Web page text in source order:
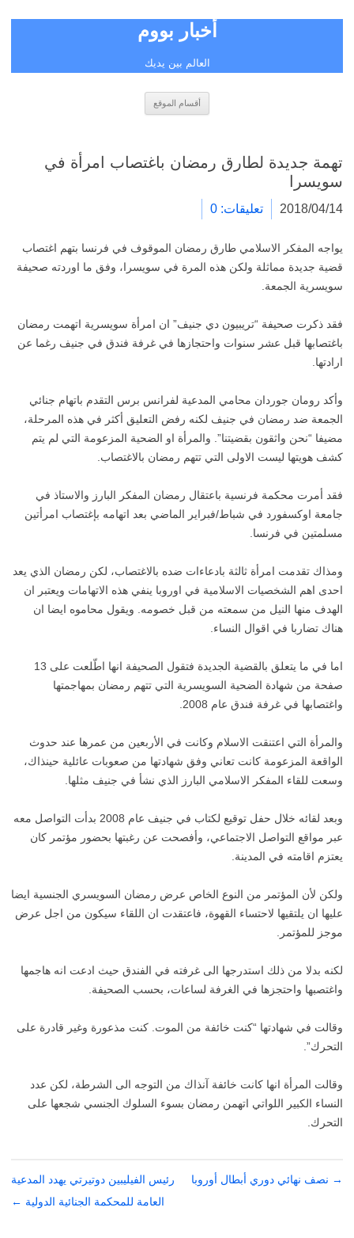
أخبار بووم
العالم بين يديك
أقسام الموقع
تهمة جديدة لطارق رمضان باغتصاب امرأة في
سويسرا
2018/04/14 تعليقات: 0
يواجه المفكر الاسلامي طارق رمضان الموقوف في فرنسا بتهم اغتصاب
قضية جديدة مماثلة ولكن هذه المرة في سويسرا، وفق ما اوردته صحيفة
سويسرية الجمعة.
فقد ذكرت صحيفة “تريبيون دي جنيف” ان امرأة سويسرية اتهمت رمضان
باغتصابها قبل عشر سنوات واحتجازها في غرفة فندق في جنيف رغما عن
ارادتها.
وأكد رومان جوردان محامي المدعية لفرانس برس التقدم باتهام جنائي
الجمعة ضد رمضان في جنيف لكنه رفض التعليق أكثر في هذه المرحلة،
مضيفا “نحن واثقون بقضيتنا”. والمرأة او الضحية المزعومة التي لم يتم
كشف هويتها ليست الاولى التي تتهم رمضان بالاغتصاب.
فقد أمرت محكمة فرنسية باعتقال رمضان المفكر البارز والاستاذ في
جامعة اوكسفورد في شباط/فبراير الماضي بعد اتهامه بإغتصاب امرأتين
مسلمتين في فرنسا.
ومذاك تقدمت امرأة ثالثة بادعاءات ضده بالاغتصاب، لكن رمضان الذي يعد
احدى اهم الشخصيات الاسلامية في اوروبا ينفي هذه الاتهامات ويعتبر ان
الهدف منها النيل من سمعته من قبل خصومه. ويقول محاموه ايضا ان
هناك تضاربا في اقوال النساء.
اما في ما يتعلق بالقضية الجديدة فتقول الصحيفة انها اطّلعت على 13
صفحة من شهادة الضحية السويسرية التي تتهم رمضان بمهاجمتها
واغتصابها في غرفة فندق عام 2008.
والمرأة التي اعتنقت الاسلام وكانت في الأربعين من عمرها عند حدوث
الواقعة المزعومة كانت تعاني وفق شهادتها من صعوبات عائلية حينذاك،
وسعت للقاء المفكر الاسلامي البارز الذي نشأ في جنيف مثلها.
وبعد لقائه خلال حفل توقيع لكتاب في جنيف عام 2008 بدأت التواصل معه
عبر مواقع التواصل الاجتماعي، وأفصحت عن رغبتها بحضور مؤتمر كان
يعتزم اقامته في المدينة.
ولكن لأن المؤتمر من النوع الخاص عرض رمضان السويسري الجنسية ايضا
عليها ان يلتقيها لاحتساء القهوة، فاعتقدت ان اللقاء سيكون من اجل عرض
موجز للمؤتمر.
لكنه بدلا من ذلك استدرجها الى غرفته في الفندق حيث ادعت انه هاجمها
واغتصبها واحتجزها في الغرفة لساعات، بحسب الصحيفة.
وقالت في شهادتها “كنت خائفة من الموت. كنت مذعورة وغير قادرة على
التحرك”.
وقالت المرأة انها كانت خائفة آنذاك من التوجه الى الشرطة، لكن عدد
النساء الكبير اللواتي اتهمن رمضان بسوء السلوك الجنسي شجعها على
التحرك.
تصفّح
→ نصف نهائي دوري أبطال أوروبا
رئيس الفيليبين دوتيرتي يهدد المدعية
العامة للمحكمة الجنائية الدولية ←